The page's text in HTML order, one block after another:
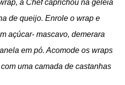
a Chef caprichou na geléia
de queijo. Enrole o wrap e
açúcar- mascavo, demerara
em pó. Acomode os wraps
uma camada de castanhas